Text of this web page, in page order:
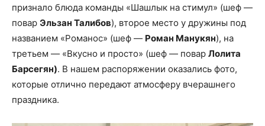
признало блюда команды «Шашлык на стимул» (шеф —
повар Эльзан Талибов), второе место у дружины под
названием «Романос» (шеф — Роман Манукян), на
третьем — «Вкусно и просто» (шеф — повар Лолита
Барсегян). В нашем распоряжении оказались фото,
которые отлично передают атмосферу вчерашнего
праздника.